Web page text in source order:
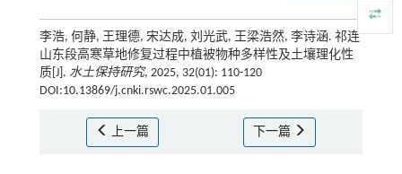
李浩, 何静, 王理德, 宋达成, 刘光武, 王梁浩然, 李诗涵. 祁连
山东段高寒草地修复过程中植被物种多样性及土壤理化性
质[J]. 水土保持研究, 2025, 32(01): 110-120
DOI:10.13869/j.cnki.rswc.2025.01.005
上一篇 下一篇